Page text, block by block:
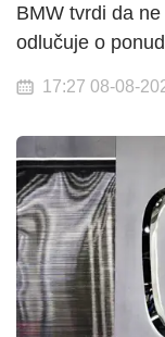
BMW tvrdi da
odlučuje o
17:27 08-08-